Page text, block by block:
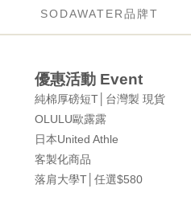
SODAWATER品牌T
優惠活動 Event
純棉厚磅短T│台灣製 現貨
OLULU歐露露
日本United Athle
客製化商品
落肩大學T│任選$580